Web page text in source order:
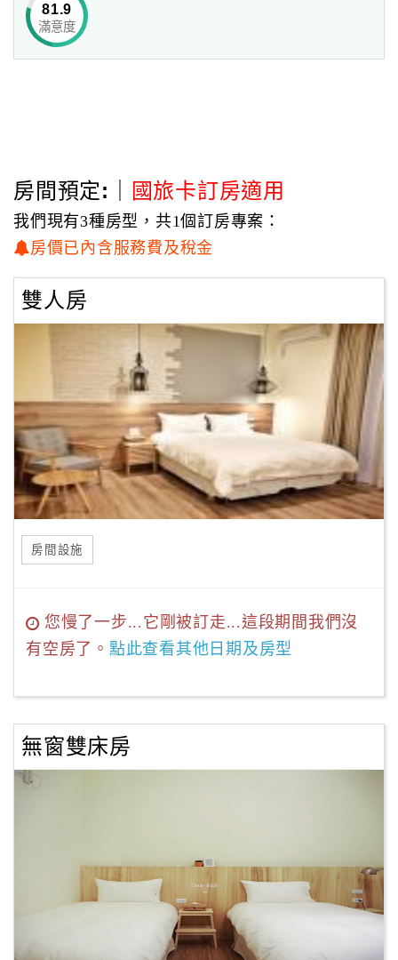
貼心服務｜免費咖啡、漫畫牆、寵物友善
曉民宿提供免費現磨咖啡、茶包與冷熱飲水，公共空間設有
漫畫牆與溫馨客廳，讓旅人自在交流。
81.9
滿意度
房間預定:｜ 國旅卡訂房適用
我們現有3種房型，共1個訂房專案：
房價已內含服務費及稅金
雙人房
房間設施
您慢了一步...它剛被訂走...這段期間我們沒
有空房了。 點此查看其他日期及房型
無窗雙床房